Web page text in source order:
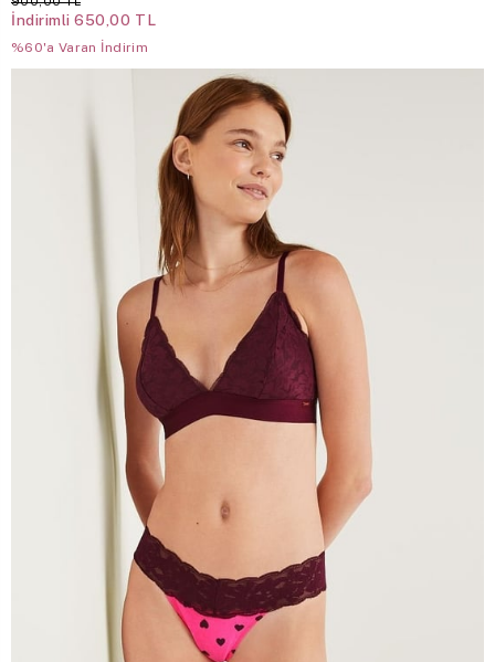
İndirimli 650,00 TL
%60'a Varan İndirim